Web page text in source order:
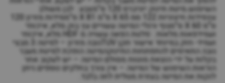
השימוש.מיטת תינוק יוניברס 120 ס”מצבע : לבן משולב
עץמידות חיצוניות 122 סמ X 65 ס”מ X 81 ס”ממידות מזרון 120
ס”מ X 60 ס”מגוף ורגלי המיטה עשויים עץ בוק מלא, איכותי
ועמידפאות מלאות : פלטת הפאה עשויה מ HDF מלא, איכותי
ועמיד- חזק במיוחד אישור תקן TUVגובה מזרון – למיטה 3 מבצי
גובה התאימים להתפתחות התינוקהמיטה הופכת למיטת מעבר
בקלות על ידי הוצאת מוטות מסולם המיטה – יש לעקוב אחר
הוראות השימוש של המיטה – אין צורך בחלקים נוספים.ניתן
לנקות את המיטה בעזרת מטלית לחה בלבד.